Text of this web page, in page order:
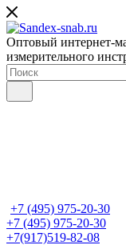
Оптовый интернет-
измерительного
+7 (495) 975-20-30
+7 (495) 975-20-30
+7(917)519-82-08